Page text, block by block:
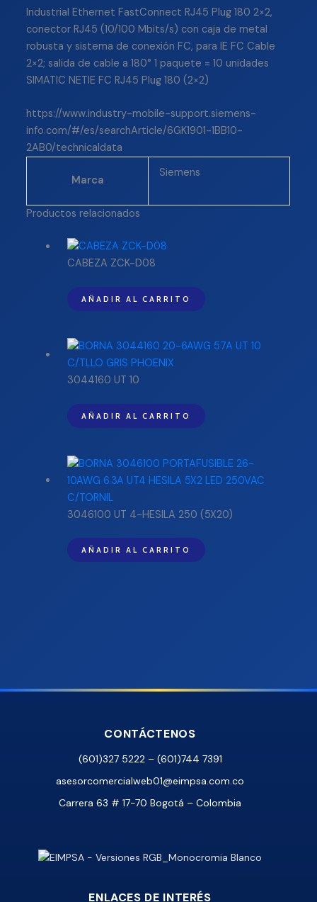
Industrial Ethernet FastConnect RJ45 Plug 180 2×2,
conector RJ45 (10/100 Mbits/s) con caja de metal
robusta y sistema de conexión FC, para IE FC Cable
2×2; salida de cable a 180° 1 paquete = 10 unidades
SIMATIC NETIE FC RJ45 Plug 180 (2×2)
https://www.industry-mobile-support.siemens-
info.com/#/es/searchArticle/6GK1901-1BB10-
2AB0/technicaldata
Marca
Siemens
Productos relacionados
CABEZA ZCK-D08
AÑADIR AL CARRITO
3044160 UT 10
AÑADIR AL CARRITO
3046100 UT 4-HESILA 250 (5X20)
AÑADIR AL CARRITO
CONTÁCTENOS
(601)327 5222 – (601)744 7391
asesorcomercialweb01@eimpsa.com.co
Carrera 63 # 17-70 Bogotá – Colombia
ENLACES DE INTERÉS